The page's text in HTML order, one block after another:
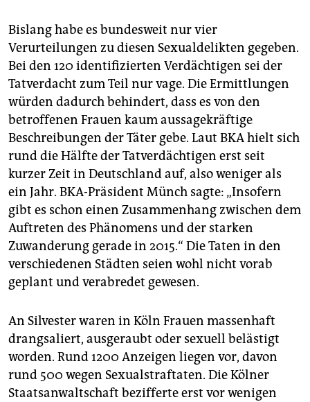
Bislang habe es bundesweit nur vier
Verurteilungen zu diesen Sexualdelikten gegeben.
Bei den 120 identifizierten Verdächtigen sei der
Tatverdacht zum Teil nur vage. Die Ermittlungen
würden dadurch behindert, dass es von den
betroffenen Frauen kaum aussagekräftige
Beschreibungen der Täter gebe. Laut BKA hielt sich
rund die Hälfte der Tatverdächtigen erst seit
kurzer Zeit in Deutschland auf, also weniger als
ein Jahr. BKA-Präsident Münch sagte: „Insofern
gibt es schon einen Zusammenhang zwischen dem
Auftreten des Phänomens und der starken
Zuwanderung gerade in 2015.“ Die Taten in den
verschiedenen Städten seien wohl nicht vorab
geplant und verabredet gewesen.
An Silvester waren in Köln Frauen massenhaft
drangsaliert, ausgeraubt oder sexuell belästigt
worden. Rund 1200 Anzeigen liegen vor, davon
rund 500 wegen Sexualstraftaten. Die Kölner
Staatsanwaltschaft bezifferte erst vor wenigen